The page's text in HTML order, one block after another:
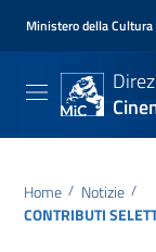
Ministero della Cultura
Home / Notizie /